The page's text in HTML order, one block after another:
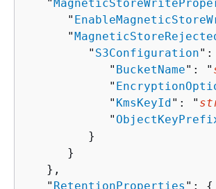
   "
      "
      "
         "
S3Configuration":
            "
BucketName": "
            "
            "
KmsKeyId": "
            "
         }
      }
   },
   "
RetentionProperties ": {